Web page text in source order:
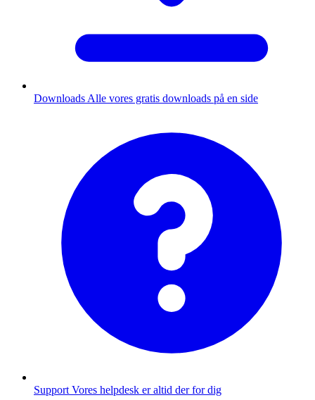
Downloads Alle vores gratis downloads på en side
Support Vores helpdesk er altid der for dig